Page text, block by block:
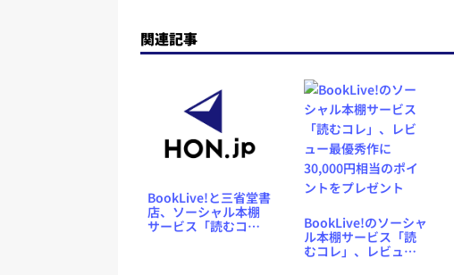
関連記事
BookLive!と三省堂書
店、ソーシャル本棚
サービス「読むコ
BookLive!のソーシャ
ル本棚サービス「読
むコレ」、レビュー